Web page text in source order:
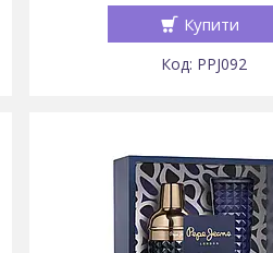
Купити
PPJ092